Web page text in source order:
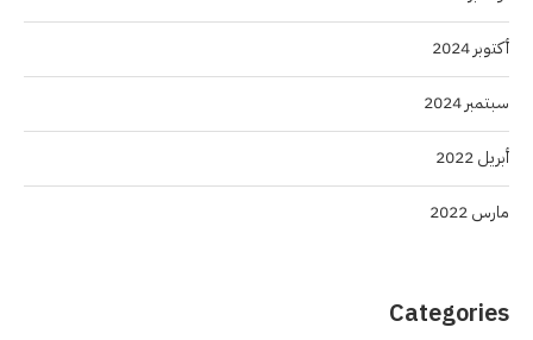
أكتوبر 2024
سبتمبر 2024
أبريل 2022
مارس 2022
Categories